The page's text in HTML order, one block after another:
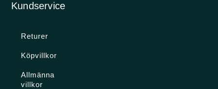
Kundservice
Returer
Köpvillkor
Allmänna
villkor